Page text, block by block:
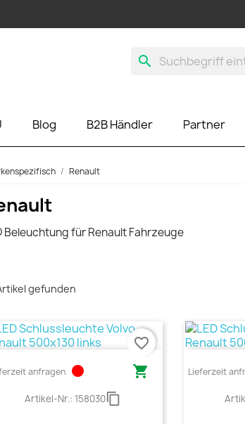
search
Blog B2B Händler Partner
Renault
Beleuchtung für Renault Fahrzeuge
gefunden
anfragen circle 
Artikel-Nr.: 158030content_copy
favorite_border
Lieferzeit